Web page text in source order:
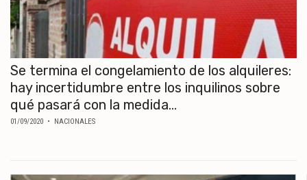
Se termina el congelamiento de los alquileres:
hay incertidumbre entre los inquilinos sobre
qué pasará con la medida...
01/09/2020 • NACIONALES